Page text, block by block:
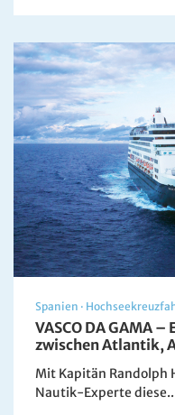
Spanien ·
VASCO DA GAMA
zwischen Atlantik,
Mit Kapitän Randolph
Nautik-Experte